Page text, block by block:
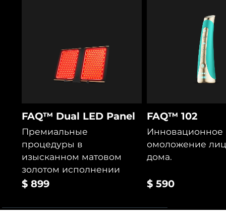
FAQ™ Dual LED Panel
Премиальные
процедуры в
изысканном матовом
золотом исполнении
$ 899
FAQ™ 102
Инновационное
омоложение
дома.
$ 590